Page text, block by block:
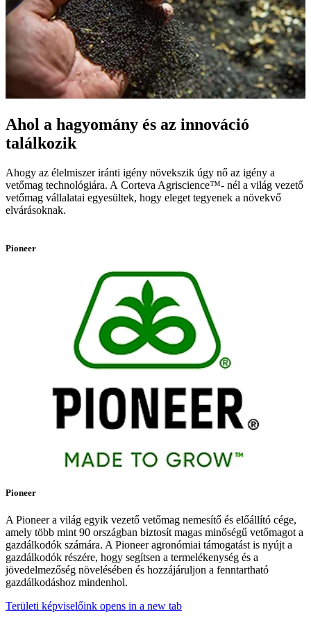
Ahol a hagyomány és az innováció
találkozik
Ahogy az élelmiszer iránti igény növekszik úgy nő az igény a
vetőmag technológiára. A Corteva Agriscience™- nél a világ vezető
vetőmag vállalatai egyesültek, hogy eleget tegyenek a növekvő
elvárásoknak.
Pioneer
Pioneer
A Pioneer a világ egyik vezető vetőmag nemesítő és előállító cége,
amely több mint 90 országban biztosít magas minőségű vetőmagot a
gazdálkodók számára. A Pioneer agronómiai támogatást is nyújt a
gazdálkodók részére, hogy segítsen a termelékenység és a
jövedelmezőség növelésében és hozzájáruljon a fenntartható
gazdálkodáshoz mindenhol.
Területi képviselőink opens in a new tab